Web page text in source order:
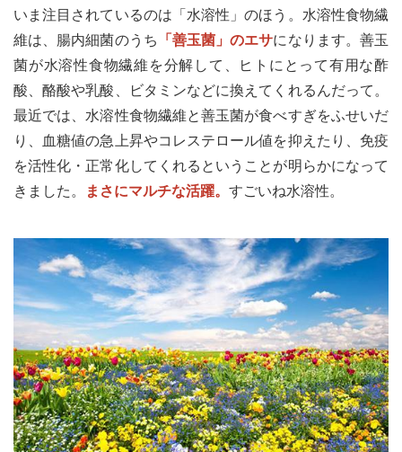
いま注目されているのは「水溶性」のほう。水溶性食物繊
維は、腸内細菌のうち
「善玉菌」のエサになります。善玉
菌が水溶性食物繊維を分解して、ヒトにとって有用な酢
酸、酪酸や乳酸、ビタミンなどに換えてくれるんだって。
最近では、水溶性食物繊維と善玉菌が食べすぎをふせいだ
り、血糖値の急上昇やコレステロール値を抑えたり、免疫
を活性化・正常化してくれるということが明らかになって
きました。
まさにマルチな活躍。 すごいね水溶性。